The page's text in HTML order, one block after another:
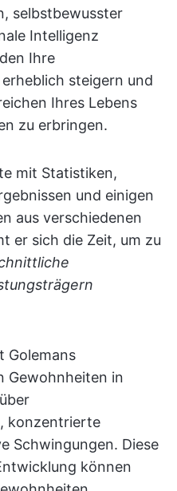
selbstbewusster
Intelligenz
Ihre
steigern und
Ihres Lebens
zu erbringen.
mit Statistiken,
und einigen
aus verschiedenen
er sich die Zeit, um zu
Golemans
Gewohnheiten in
konzentrierte
Schwingungen. Diese
können